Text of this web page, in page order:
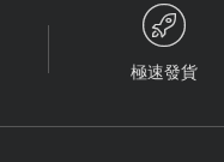

極速發貨